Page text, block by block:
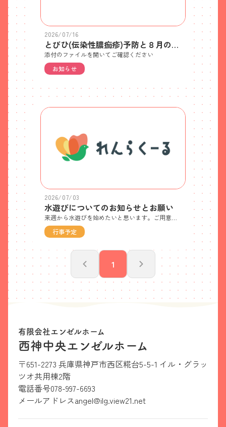
2026/07/16
とびひ(伝染性膿痂疹)予防と８月のお休みへの協力について（お願い）
添付のファイルを開いてご確認ください
お知らせ
2026/07/03
水遊びについてのお知らせとお願い
行事予定
1
有限会社エンゼルホーム
西神中央エンゼルホーム
〒651-2273 兵庫県神戸市西区糀台5-5-1 イル・グラッ
ツオ共用棟2階
電話番号078-997-6693
メールアドレスangel@ilg.view21.net